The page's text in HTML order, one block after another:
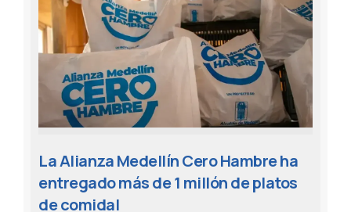
La Alianza Medellín Cero Hambre ha
entregado más de 1 millón de platos
de comidal